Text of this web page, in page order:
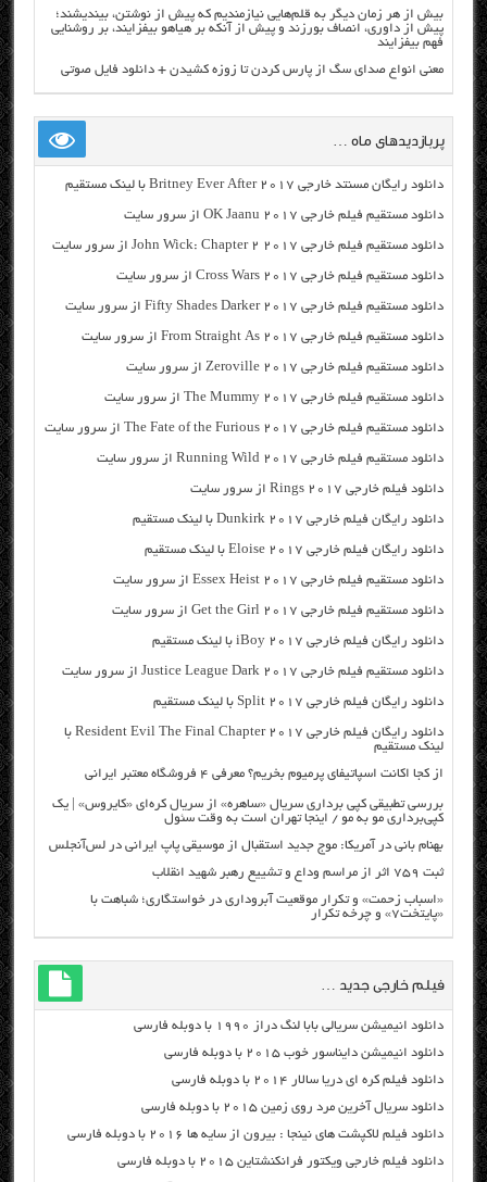
بیش از هر زمان دیگر به قلم‌هایی نیازمندیم که پیش از نوشتن، بیندیشند؛
پیش از داوری، انصاف بورزند و پیش از آنکه بر هیاهو بیفزایند، بر روشنایی
فهم بیفزایند
معنی انواع صدای سگ از پارس کردن تا زوزه کشیدن + دانلود فایل صوتی
پربازدیدهای ماه …
دانلود رایگان مسنتد خارجی Britney Ever After 2017 با لینک مستقیم
دانلود مستقیم فیلم خارجی OK Jaanu 2017 از سرور سایت
دانلود مستقیم فیلم خارجی John Wick: Chapter 2 2017 از سرور سایت
دانلود مستقیم فیلم خارجی Cross Wars 2017 از سرور سایت
دانلود مستقیم فیلم خارجی Fifty Shades Darker 2017 از سرور سایت
دانلود مستقیم فیلم خارجی From Straight As 2017 از سرور سایت
دانلود مستقیم فیلم خارجی Zeroville 2017 از سرور سایت
دانلود مستقیم فیلم خارجی The Mummy 2017 از سرور سایت
دانلود مستقیم فیلم خارجی The Fate of the Furious 2017 از سرور سایت
دانلود مستقیم فیلم خارجی Running Wild 2017 از سرور سایت
دانلود فیلم خارجی Rings 2017 از سرور سایت
دانلود رایگان فیلم خارجی Dunkirk 2017 با لینک مستقیم
دانلود رایگان فیلم خارجی Eloise 2017 با لینک مستقیم
دانلود مستقیم فیلم خارجی Essex Heist 2017 از سرور سایت
دانلود مستقیم فیلم خارجی Get the Girl 2017 از سرور سایت
دانلود رایگان فیلم خارجی iBoy 2017 با لینک مستقیم
دانلود مستقیم فیلم خارجی Justice League Dark 2017 از سرور سایت
دانلود رایگان فیلم خارجی Split 2017 با لینک مستقیم
دانلود رایگان فیلم خارجی Resident Evil The Final Chapter 2017 با
لینک مستقیم
از کجا اکانت اسپاتیفای پرمیوم بخریم؟ معرفی ۴ فروشگاه معتبر ایرانی
بررسی تطبیقی کپی برداری سریال «ساهره» از سریال کره‌ای «کایروس» | یک
کپی‌برداری مو به مو / اینجا تهران است به وقت سئول
بهنام بانی در آمریکا: موج جدید استقبال از موسیقی پاپ ایرانی در لس‌آنجلس
ثبت ۷۵۹ اثر از مراسم وداع و تشییع رهبر شهید انقلاب
«اسباب زحمت» و تکرار موقعیت آبروداری در خواستگاری؛ شباهت با
«پایتخت۷» و چرخه تکرار
فیلم خارجی جدید …
دانلود انیمیشن سریالی بابا لنگ دراز ۱۹۹۰ با دوبله فارسی
دانلود انیمیشن دایناسور خوب ۲۰۱۵ با دوبله فارسی
دانلود فیلم کره ای دریا سالار ۲۰۱۴ با دوبله فارسی
دانلود سریال آخرین مرد روی زمین ۲۰۱۵ با دوبله فارسی
دانلود فیلم لاکپشت های نینجا : بیرون از سایه ها ۲۰۱۶ با دوبله فارسی
دانلود فیلم خارجی ویکتور فرانکنشتاین ۲۰۱۵ با دوبله فارسی